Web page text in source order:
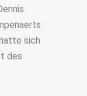
sich
des